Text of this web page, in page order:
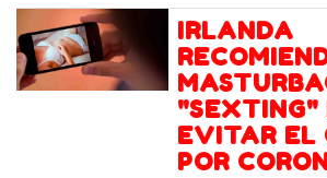
IRLANDA
"SEXTING"
EVITAR EL
POR